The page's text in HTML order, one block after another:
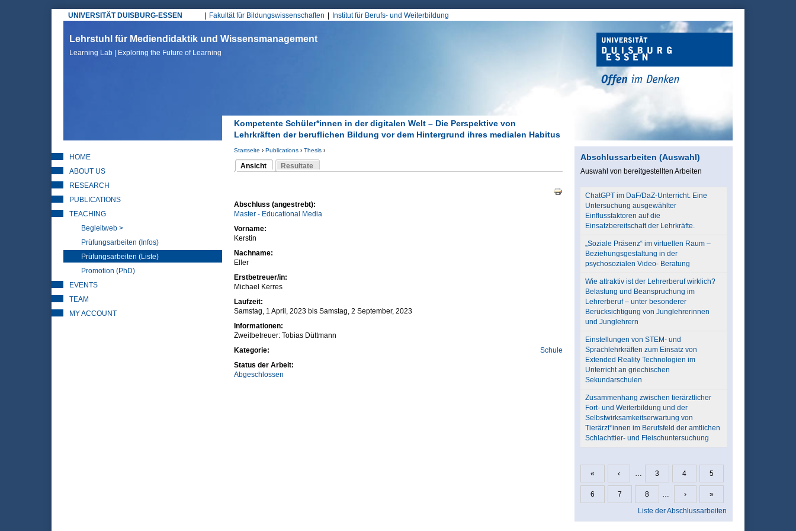
UNIVERSITÄT DUISBURG-ESSEN
Hauptmenü
Fakultät für Bildungswissenschaften Institut für Berufs- und Weiterbildung
Lehrstuhl für Mediendidaktik und Wissensmanagement
Learning Lab | Exploring the Future of Learning
Kompetente Schüler*innen in der digitalen Welt – Die Perspektive von
Lehrkräften der beruflichen Bildung vor dem Hintergrund ihres medialen Habitus
Sie sind hier
Startseite › Publications› Thesis›
Ansicht
(aktiver Reiter)
Resultate
Abschluss (angestrebt):
Master - Educational Media
Vorname:
Kerstin
Nachname:
Eller
Erstbetreuer/in:
Michael Kerres
Laufzeit:
Samstag, 1 April, 2023bis Samstag, 2 September, 2023
Informationen:
Zweitbetreuer: Tobias Düttmann
Kategorie:
Schule
Status der Arbeit:
Abgeschlossen
HOME
ABOUT US
RESEARCH
PUBLICATIONS
TEACHING
Begleitweb >
Prüfungsarbeiten (Infos)
Prüfungsarbeiten (Liste)
Promotion (PhD)
EVENTS
TEAM
MY ACCOUNT
Abschlussarbeiten (Auswahl)
Auswahl von bereitgestellten Arbeiten
ChatGPT im DaF/DaZ-Unterricht. Eine
Untersuchung ausgewählter
Einflussfaktoren auf die
Einsatzbereitschaft der Lehrkräfte.
„Soziale Präsenz“ im virtuellen Raum –
Beziehungsgestaltung in der
psychosozialen Video- Beratung
Wie attraktiv ist der Lehrerberuf wirklich?
Belastung und Beanspruchung im
Lehrerberuf – unter besonderer
Berücksichtigung von Junglehrerinnen
und Junglehrern
Einstellungen von STEM- und
Sprachlehrkräften zum Einsatz von
Extended Reality Technologien im
Unterricht an griechischen
Sekundarschulen
Zusammenhang zwischen tierärztlicher
Fort- und Weiterbildung und der
Selbstwirksamkeitserwartung von
Tierärzt*innen im Berufsfeld der amtlichen
Schlachttier- und Fleischuntersuchung
Seiten
« ‹ … 3 4 5
6 7 8 … ›
»
Liste der Abschlussarbeiten